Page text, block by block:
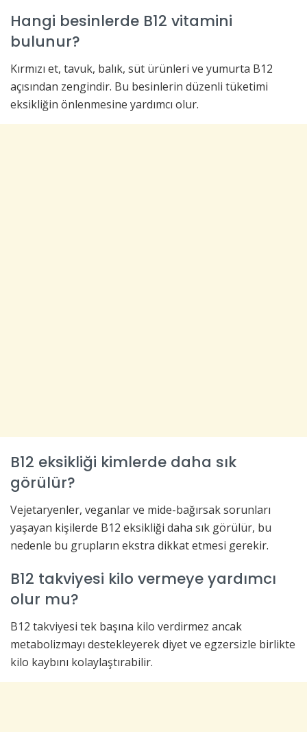
Hangi besinlerde B12 vitamini
bulunur?
Kırmızı et, tavuk, balık, süt ürünleri ve yumurta B12
açısından zengindir. Bu besinlerin düzenli tüketimi
eksikliğin önlenmesine yardımcı olur.
B12 eksikliği kimlerde daha sık
görülür?
Vejetaryenler, veganlar ve mide-bağırsak sorunları
yaşayan kişilerde B12 eksikliği daha sık görülür, bu
nedenle bu grupların ekstra dikkat etmesi gerekir.
B12 takviyesi kilo vermeye yardımcı
olur mu?
B12 takviyesi tek başına kilo verdirmez ancak
metabolizmayı destekleyerek diyet ve egzersizle birlikte
kilo kaybını kolaylaştırabilir.